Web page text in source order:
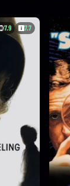
7.9 7.7